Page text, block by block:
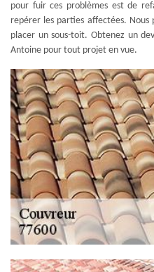
pour fuir ces problèmes est de
repérer les parties affectées. Nous
placer un sous-toit. Obtenez un
Antoine pour tout projet en vue.